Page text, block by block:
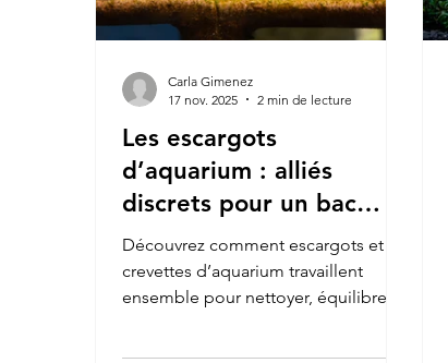
Les escargots
d’aquarium : alliés
discrets pour un bac
équilibré et esthétique
Découvrez comment escargots et
crevettes d’aquarium travaillent
ensemble pour nettoyer, équilibrer et
Carla Gimenez
17 nov. 2025
2 min de lecture